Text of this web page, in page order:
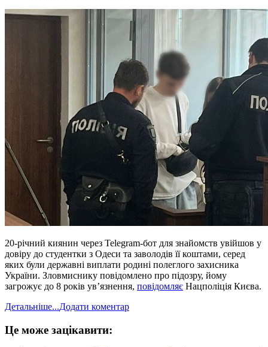
20-річний киянин через Telegram-бот для знайомств увійшов у
довіру до студентки з Одеси та заволодів її коштами, серед
яких були державні виплати родині полеглого захисника
України. Зловмиснику повідомлено про підозру, йому
загрожує до 8 років увʼязнення, повідомляє Нацполіція Києва.
Детальніше...Додати коментар
Це може зацікавити: